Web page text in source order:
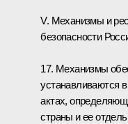
V. Механизмы и
безопасности
17. Механизмы
устанавливаются
актах,
страны и ее